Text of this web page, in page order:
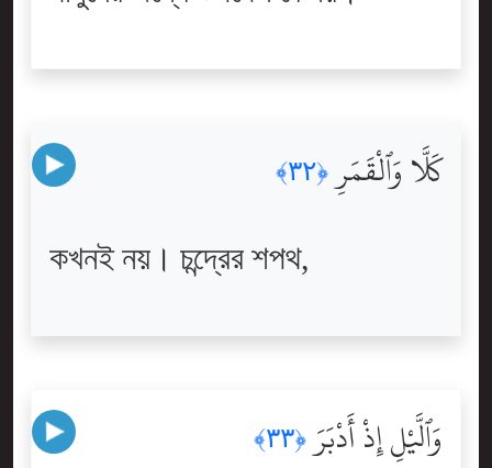
كَلَّا وَٱلْقَمَرِ﴿٣٢﴾
কখনই নয়। চন্দ্রের শপথ,
وَٱلَّيْلِ إِذْ أَدْبَرَ﴿٣٣﴾